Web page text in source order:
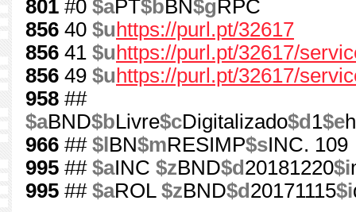
801 #0 $aPT$bBN$gRPC
856 40 $u https://purl.pt/32617
856 41 $u https://purl.pt/32617/
856 49 $u https://purl.pt/32617/
958 ##
$aBND$bLivre$cDigitalizado$d 1$e
966 ## $l BN$mRESIMP$sINC. 109
995 ## $aINC $zBND$d 20181220$i
995 ## $aROL $zBND$d 20171115$i